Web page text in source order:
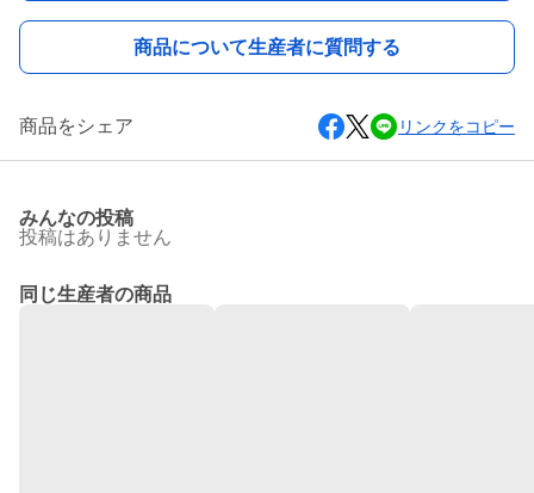
商品について生産者に質問する
商品をシェア リンクをコピー
みんなの投稿
投稿はありません
同じ生産者の商品